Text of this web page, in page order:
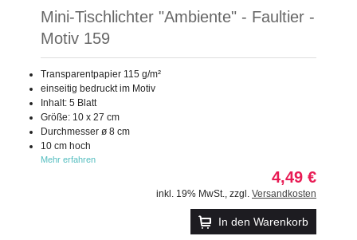
Mini-Tischlichter "Ambiente" - Faultier -
Motiv 159
Transparentpapier 115 g/m²
einseitig bedruckt im Motiv
Inhalt: 5 Blatt
Größe: 10 x 27 cm
Durchmesser ø 8 cm
10 cm hoch
Mehr erfahren
4,49 €
inkl. 19% MwSt. zzgl. Versandkosten
In den Warenkorb